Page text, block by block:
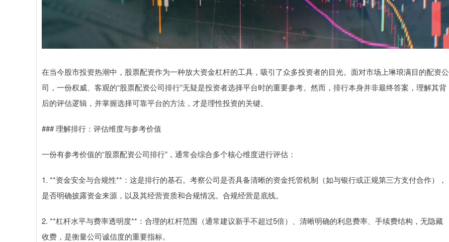
在当今股市投资热潮中，股票配资作为一种放大资金杠杆的工具，吸引了众多投资者的目光。面对市场上琳琅满目的配资公
司，一份权威、客观的“股票配资公司排行”无疑是投资者选择平台时的重要参考。然而，排行本身并非最终答案，理解其背
后的评估逻辑，并掌握选择可靠平台的方法，才是理性投资的关键。
### 理解排行：评估维度与参考价值
一份有参考价值的“股票配资公司排行”，通常会综合多个核心维度进行评估：
1. **资金安全与合规性**：这是排行的基石。考察公司是否具备清晰的资金托管机制（如与银行或正规第三方支付合作），
是否明确披露资金来源，以及其经营资质和合规情况。合规经营是底线。
2. **杠杆水平与费率透明度**：合理的杠杆范围（通常建议新手不超过5倍）、清晰明确的利息费率、手续费结构，无隐藏
收费，是衡量公司诚信度的重要指标。